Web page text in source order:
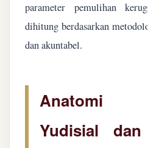
parameter pemulihan
dihitung berdasarkan
dan akuntabel.
Anatomi
Yudisial dan